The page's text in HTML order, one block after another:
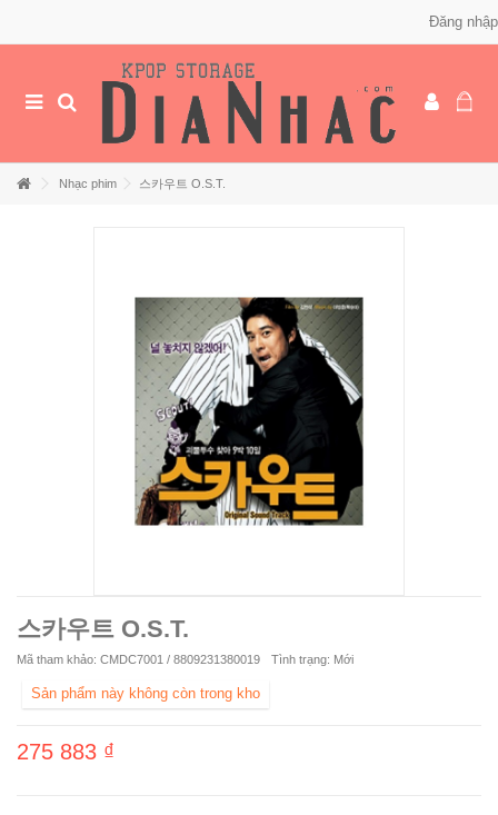
Đăng nhập
Nhạc phim 스카우트 O.S.T.
스카우트 O.S.T.
Mã tham khảo: CMDC7001 / 8809231380019 Tình trạng: Mới
Sản phẩm này không còn trong kho
275 883 ₫